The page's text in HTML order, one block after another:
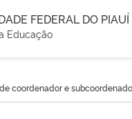
FEDERAL DO PIAUÍ
Educação
coordenador e